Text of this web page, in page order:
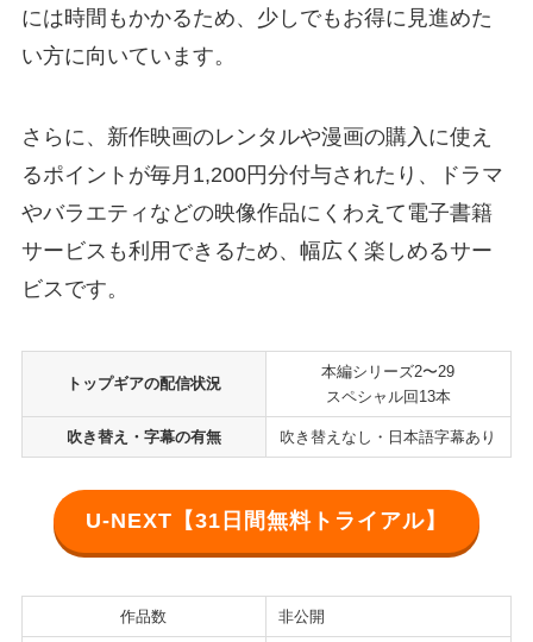
には時間もかかるため、少しでもお得に見進めた
い方に向いています。
さらに、新作映画のレンタルや漫画の購入に使え
るポイントが毎月1,200円分付与されたり、ドラマ
やバラエティなどの映像作品にくわえて電子書籍
サービスも利用できるため、幅広く楽しめるサー
ビスです。
トップギアの配信状況
本編シリーズ2〜29
スペシャル回13本
吹き替え・字幕の有無 吹き替えなし・日本語字幕あり
U-NEXT【31日間無料トライアル】
作品数 非公開